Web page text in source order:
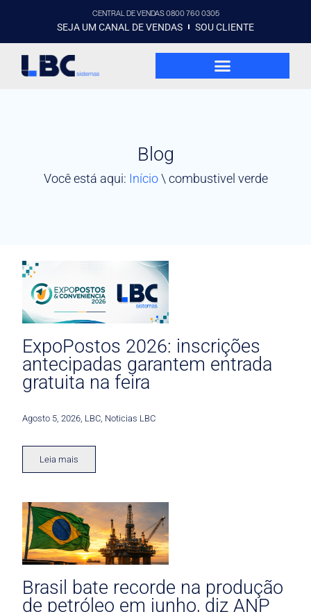
CENTRAL DE VENDAS 0800 760 0305
SEJA UM CANAL DE VENDAS SOU CLIENTE
Blog
Você está aqui: Início\ combustivel verde
ExpoPostos 2026: inscrições
antecipadas garantem entrada
gratuita na feira
Agosto 5, 2026 LBC Noticias LBC
Leia mais
Brasil bate recorde na produção
de petróleo em junho, diz ANP